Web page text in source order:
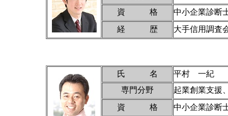
資 格
中小企業診断
経 歴
大手信用調査
氏 名
平村 一紀
専門分野
起業創業支援
資 格
中小企業診断